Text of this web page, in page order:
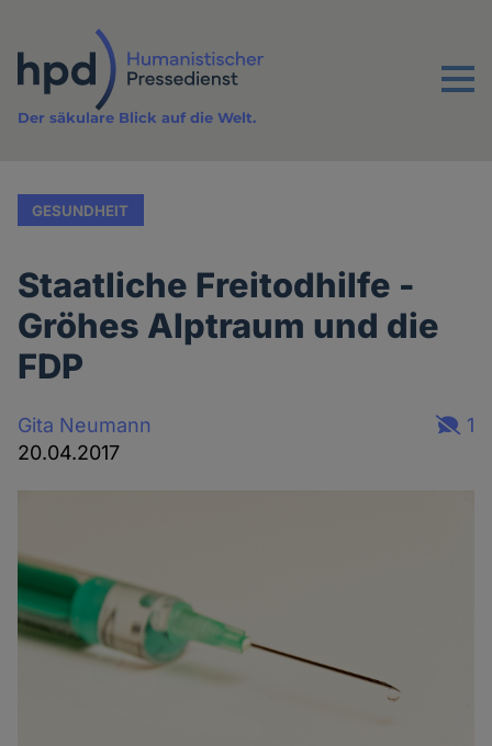
Inhalt
Menu
Der säkulare Blick auf die Welt.
GESUNDHEIT
Staatliche Freitodhilfe -
Gröhes Alptraum und die
FDP
Gita Neumann
20.04.2017
1